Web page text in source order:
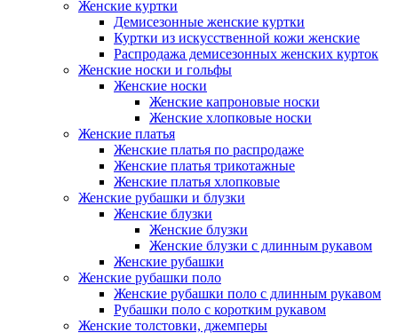
Женские куртки
Демисезонные женские куртки
Куртки из искусственной кожи женские
Распродажа демисезонных женских курток
Женские носки и гольфы
Женские носки
Женские капроновые носки
Женские хлопковые носки
Женские платья
Женские платья по распродаже
Женские платья трикотажные
Женские платья хлопковые
Женские рубашки и блузки
Женские блузки
Женские блузки
Женские блузки с длинным рукавом
Женские рубашки
Женские рубашки поло
Женские рубашки поло с длинным рукавом
Рубашки поло с коротким рукавом
Женские толстовки, джемперы